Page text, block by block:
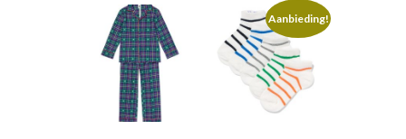
Aanbieding!